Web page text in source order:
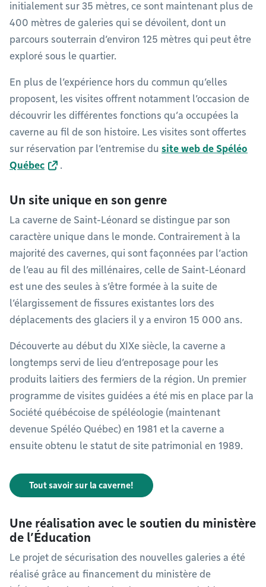
initialement sur 35 mètres, ce sont maintenant plus de
400 mètres de galeries qui se dévoilent, dont un
parcours souterrain d’environ 125 mètres qui peut être
exploré sous le quartier.
En plus de l’expérience hors du commun qu’elles
proposent, les visites offrent notamment l’occasion de
découvrir les différentes fonctions qu’a occupées la
caverne au fil de son histoire. Les visites sont offertes
sur réservation par l’entremise du site web de Spéléo
Québec
.
Un site unique en son genre
La caverne de Saint-Léonard se distingue par son
caractère unique dans le monde. Contrairement à la
majorité des cavernes, qui sont façonnées par l’action
de l’eau au fil des millénaires, celle de Saint-Léonard
est une des seules à s’être formée à la suite de
l’élargissement de fissures existantes lors des
déplacements des glaciers il y a environ 15 000 ans.
Découverte au début du XIXe siècle, la caverne a
longtemps servi de lieu d’entreposage pour les
produits laitiers des fermiers de la région. Un premier
programme de visites guidées a été mis en place par la
Société québécoise de spéléologie (maintenant
devenue Spéléo Québec) en 1981 et la caverne a
ensuite obtenu le statut de site patrimonial en 1989.
Tout savoir sur la caverne!
Une réalisation avec le soutien du ministère
de l’Éducation
Le projet de sécurisation des nouvelles galeries a été
réalisé grâce au financement du ministère de